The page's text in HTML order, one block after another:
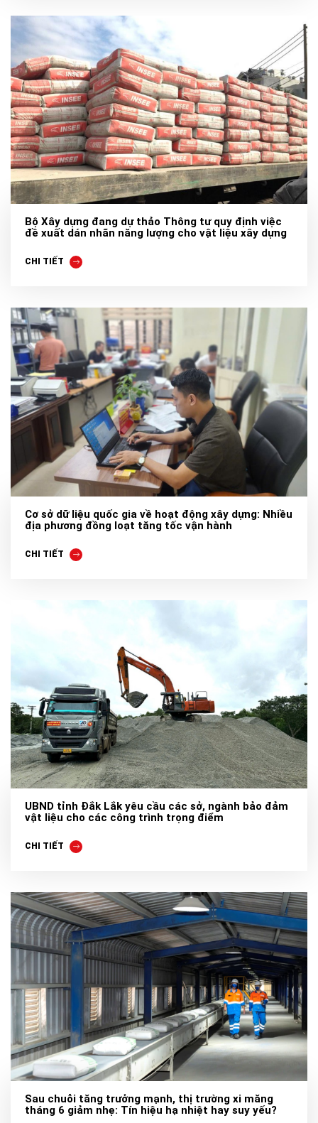
Bộ Xây dựng đang dự thảo Thông tư quy định việc
đề xuất dán nhãn năng lượng cho vật liệu xây dựng
CHI TIẾT
Cơ sở dữ liệu quốc gia về hoạt động xây dựng: Nhiều
địa phương đồng loạt tăng tốc vận hành
CHI TIẾT
UBND tỉnh Đắk Lắk yêu cầu các sở, ngành bảo đảm
vật liệu cho các công trình trọng điểm
CHI TIẾT
Sau chuỗi tăng trưởng mạnh, thị trường xi măng
tháng 6 giảm nhẹ: Tín hiệu hạ nhiệt hay suy yếu?